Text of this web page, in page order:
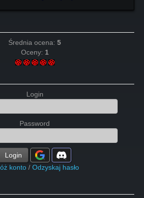
Średnia ocena: 5
Oceny: 1
Login
Password
Login
konto / Odzyskaj hasło